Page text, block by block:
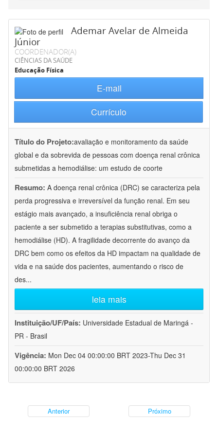
Ademar Avelar de Almeida
Júnior
COORDENADOR(A)
CIÊNCIAS DA SAÚDE
Educação Física
E-mail
Currículo
Título do Projeto:avaliação e monitoramento da saúde
global e da sobrevida de pessoas com doença renal crônica
submetidas a hemodiálise: um estudo de coorte
Resumo: A doença renal crônica (DRC) se caracteriza pela
perda progressiva e irreversível da função renal. Em seu
estágio mais avançado, a insuficiência renal obriga o
paciente a ser submetido a terapias substitutivas, como a
hemodiálise (HD). A fragilidade decorrente do avanço da
DRC bem como os efeitos da HD impactam na qualidade de
vida e na saúde dos pacientes, aumentando o risco de
des...
leia mais
Instituição/UF/País: Universidade Estadual de Maringá -
PR - Brasil
Vigência: Mon Dec 04 00:00:00 BRT 2023-Thu Dec 31
00:00:00 BRT 2026
Anterior Próximo